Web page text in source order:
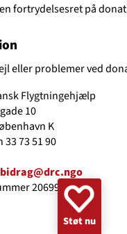
fortrydelsesret på
eller problemer ved
Flygtningehjælp
10
K
33 73 51 90
bidrag@drc.ngo
20699310
Støt nu